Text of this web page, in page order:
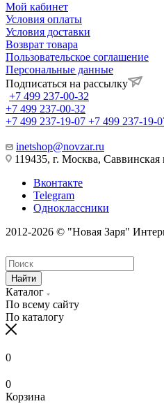
Мой кабинет
Условия оплаты
Условия доставки
Возврат товара
Пользовательское соглашение
Персональные данные
Подписаться на рассылку
+7 499 237-00-32
+7 499 237-00-32
+7 499 237-19-07 +7 499 237-19-
inetshop@novzar.ru
119435, г. Москва, Саввинская
Вконтакте
Telegram
Одноклассники
2012-2026 © "Новая Заря"
Найти
Каталог
По всему сайту
По каталогу
0
0
Корзина